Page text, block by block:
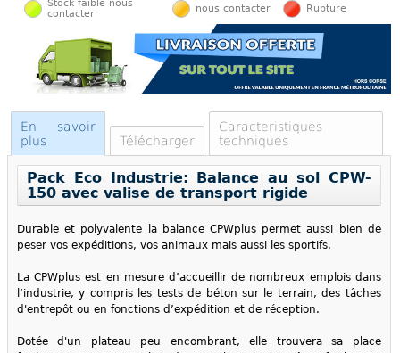
Stock faible nous
contacter
nous contacter Rupture
En savoir
plus
Télécharger
Caracteristiques
techniques
Pack Eco Industrie: Balance au sol CPW-
150 avec valise de transport rigide
Durable et polyvalente la balance CPWplus permet aussi bien de
peser vos expéditions, vos animaux mais aussi les sportifs.
La CPWplus est en mesure d’accueillir de nombreux emplois dans
l’industrie, y compris les tests de béton sur le terrain, des tâches
d'entrepôt ou en fonctions d’expédition et de réception.
Dotée d'un plateau peu encombrant, elle trouvera sa place